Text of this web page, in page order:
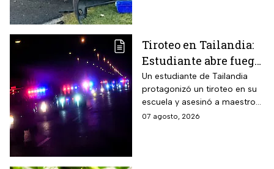
Tiroteo en Tailandia:
Estudiante abre fuego
contra maestros y
alumnos; antes mató a
sus abuelos
Un estudiante de Tailandia
protagonizó un tiroteo en su
escuela y asesinó a maestros
y alumnos
07 agosto, 2026